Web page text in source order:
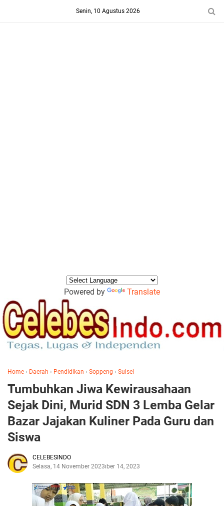
Senin, 10 Agustus 2026
Powered by Translate
Home › Daerah › Pendidikan › Soppeng › Sulsel
Tumbuhkan Jiwa Kewirausahaan
Sejak Dini, Murid SDN 3 Lemba Gelar
Bazar Jajakan Kuliner Pada Guru dan
Siswa
CELEBESINDO
Selasa, 14 November 2023November 14, 2023